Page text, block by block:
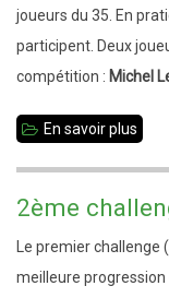
joueurs du 35. En
participent. Deux
compétition : Michel
En savoir plus
à
Vitré
2ème
Le premier
meilleure